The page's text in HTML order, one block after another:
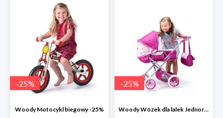
-25%
Woody Motocykl biegowy -25%
-25%
Woody Wózek dla lalek Jednorożec -25%